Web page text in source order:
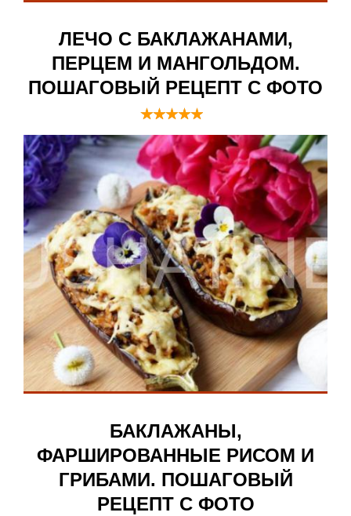
ЛЕЧО С БАКЛАЖАНАМИ,
ПЕРЦЕМ И МАНГОЛЬДОМ.
ПОШАГОВЫЙ РЕЦЕПТ С ФОТО
БАКЛАЖАНЫ,
ФАРШИРОВАННЫЕ РИСОМ И
ГРИБАМИ. ПОШАГОВЫЙ
РЕЦЕПТ С ФОТО